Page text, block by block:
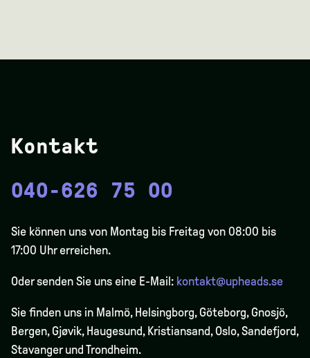
Kontakt
040-626 75 00
Sie können uns von Montag bis Freitag von 08:00 bis
17:00 Uhr erreichen.
Oder senden Sie uns eine E-Mail: kontakt@upheads.se
Sie finden uns in Malmö, Helsingborg, Göteborg, Gnosjö,
Bergen,Gjøvik, Haugesund, Kristiansand, Oslo, Sandefjord,
Stavanger und Trondheim.